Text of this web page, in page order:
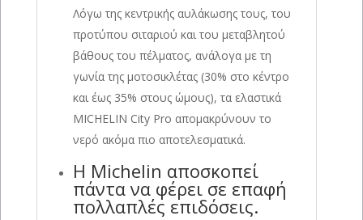
Λόγω της κεντρικής αυλάκωσης τους, του
προτύπου σιταριού και του μεταβλητού
βάθους του πέλματος, ανάλογα με τη
γωνία της μοτοσικλέτας (30% στο κέντρο
και έως 35% στους ώμους), τα ελαστικά
MICHELIN City Pro απομακρύνουν το
νερό ακόμα πιο αποτελεσματικά.
Η Michelin αποσκοπεί
πάντα να φέρει σε επαφή
πολλαπλές επιδόσεις.